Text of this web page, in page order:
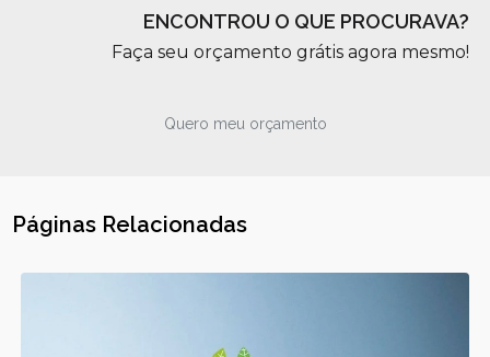
ENCONTROU O QUE PROCURAVA?
Faça seu orçamento grátis agora mesmo!
Quero meu orçamento
Páginas Relacionadas